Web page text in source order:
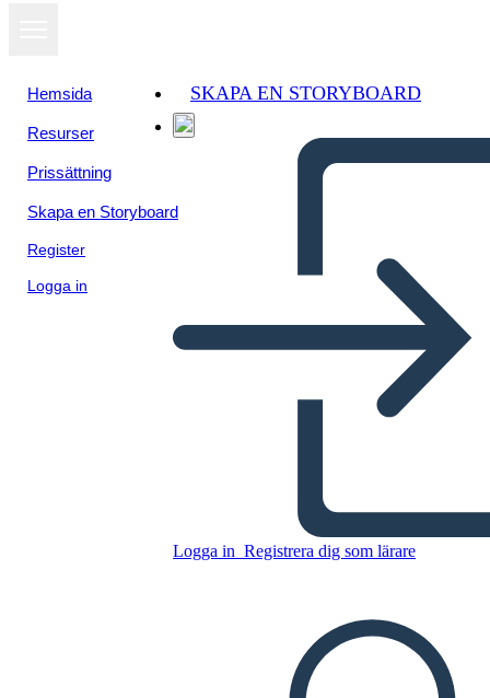
Hemsida
Resurser
Prissättning
Skapa en Storyboard
Register
Logga in
SKAPA EN STORYBOARD
Logga in Registrera dig som lärare
Kopiera denna storyboard
SPELA UPP BILDSPEL
LÄS FÖR MIG
Visa som
bildspel